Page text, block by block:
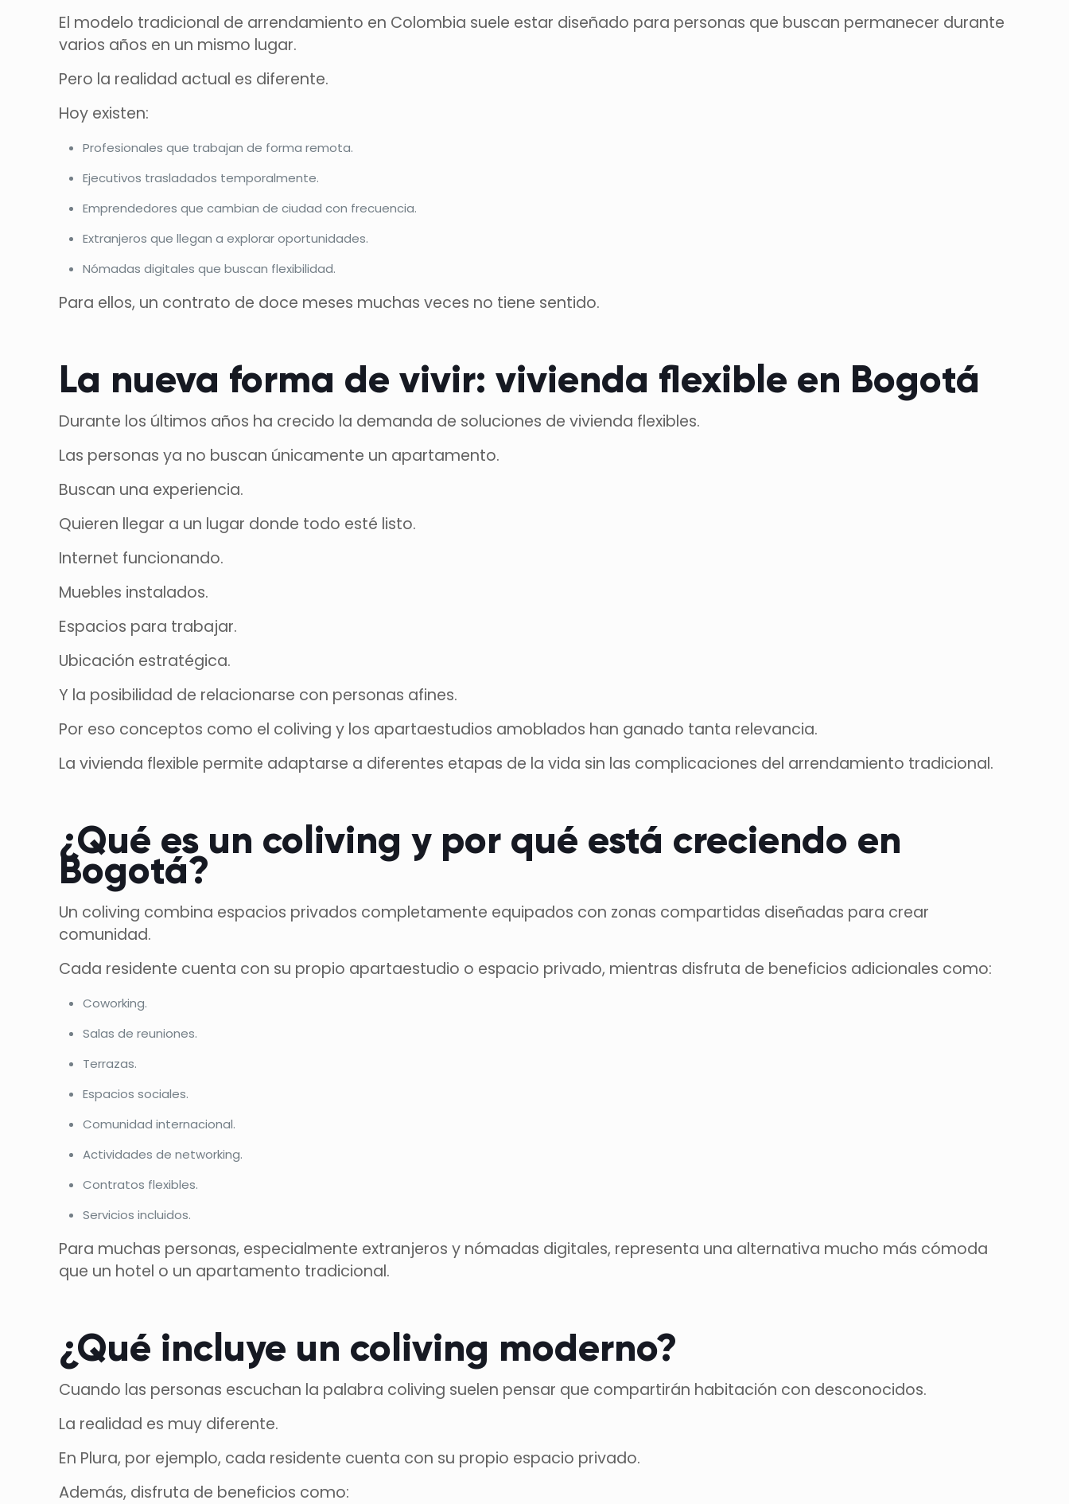
El modelo tradicional de arrendamiento en Colombia suele estar diseñado para personas que buscan permanecer durante
varios años en un mismo lugar.
Pero la realidad actual es diferente.
Hoy existen:
Profesionales que trabajan de forma remota.
Ejecutivos trasladados temporalmente.
Emprendedores que cambian de ciudad con frecuencia.
Extranjeros que llegan a explorar oportunidades.
Nómadas digitales que buscan flexibilidad.
Para ellos, un contrato de doce meses muchas veces no tiene sentido.
La nueva forma de vivir: vivienda flexible en Bogotá
Durante los últimos años ha crecido la demanda de soluciones de vivienda flexibles.
Las personas ya no buscan únicamente un apartamento.
Buscan una experiencia.
Quieren llegar a un lugar donde todo esté listo.
Internet funcionando.
Muebles instalados.
Espacios para trabajar.
Ubicación estratégica.
Y la posibilidad de relacionarse con personas afines.
Por eso conceptos como el coliving y los apartaestudios amoblados han ganado tanta relevancia.
La vivienda flexible permite adaptarse a diferentes etapas de la vida sin las complicaciones del arrendamiento tradicional.
¿Qué es un coliving y por qué está creciendo en
Bogotá?
Un coliving combina espacios privados completamente equipados con zonas compartidas diseñadas para crear
comunidad.
Cada residente cuenta con su propio apartaestudio o espacio privado, mientras disfruta de beneficios adicionales como:
Coworking.
Salas de reuniones.
Terrazas.
Espacios sociales.
Comunidad internacional.
Actividades de networking.
Contratos flexibles.
Servicios incluidos.
Para muchas personas, especialmente extranjeros y nómadas digitales, representa una alternativa mucho más cómoda
que un hotel o un apartamento tradicional.
¿Qué incluye un coliving moderno?
Cuando las personas escuchan la palabra coliving suelen pensar que compartirán habitación con desconocidos.
La realidad es muy diferente.
En Plura, por ejemplo, cada residente cuenta con su propio espacio privado.
Además, disfruta de beneficios como: